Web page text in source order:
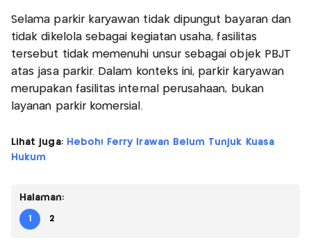
Selama parkir karyawan tidak dipungut bayaran dan
tidak dikelola sebagai kegiatan usaha, fasilitas
tersebut tidak memenuhi unsur sebagai objek PBJT
atas jasa parkir. Dalam konteks ini, parkir karyawan
merupakan fasilitas internal perusahaan, bukan
layanan parkir komersial.
Lihat juga: Heboh! Ferry Irawan Belum Tunjuk Kuasa
Hukum
Halaman:
1 2